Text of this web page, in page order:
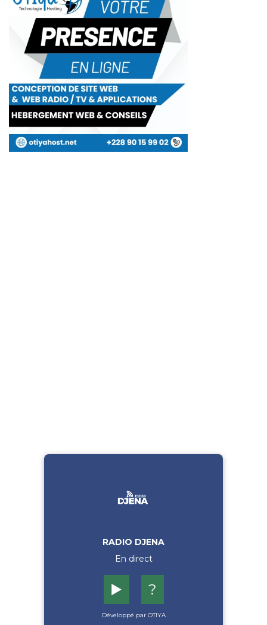
RADIO DJENA
En direct
▶️ ?
Développé par OTIYA